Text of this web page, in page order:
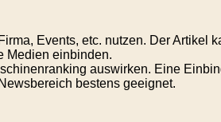
Events, etc. nutzen. Der Artikel
Medien einbinden.
auswirken. Eine
bestens geeignet.